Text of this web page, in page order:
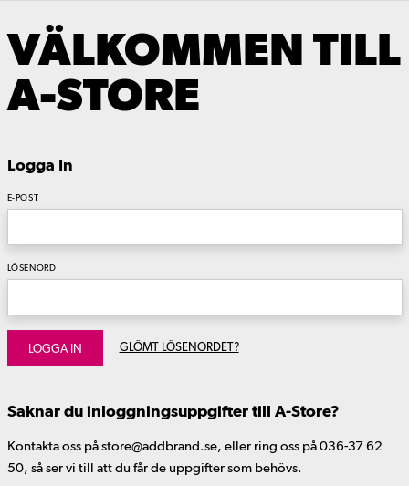
VÄLKOMMEN TILL
A-STORE
Logga In
E-POST
LÖSENORD
LOGGA IN GLÖMT LÖSENORDET?
Saknar du inloggningsuppgifter till A-Store?
Kontakta oss på store@addbrand.se, eller ring oss på 036-37 62
50, så ser vi till att du får de uppgifter som behövs.